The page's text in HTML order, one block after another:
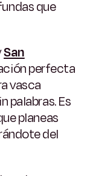
que
San
perfecta
vasca
palabras. Es
planeas
del